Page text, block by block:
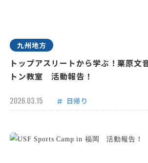
九州地方
トップアスリートから学ぶ！栗原文
トン教室 活動報告！
2026.03.15 日帰り